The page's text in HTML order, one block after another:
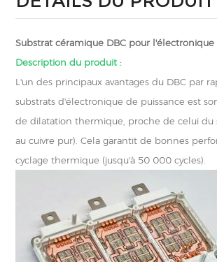
Substrat céramique DBC pour l'électronique
Description du produit :
L'un des principaux avantages du DBC par
substrats d'électronique de puissance est
de dilatation thermique, proche de celui du
au cuivre pur). Cela garantit de bonnes
cyclage thermique (jusqu'à 50 000 cycles).